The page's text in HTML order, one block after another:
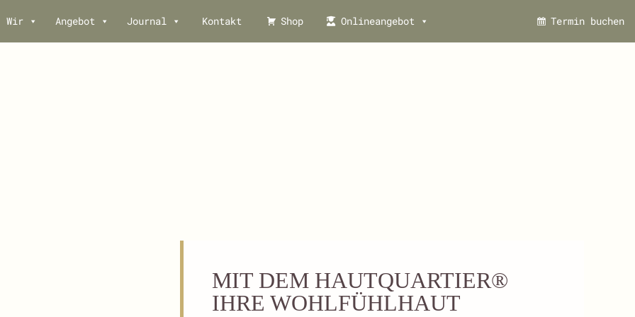
Wir Angebot Journal Kontakt Shop Termin buchen
Onlineangebot
MIT DEM HAUTQUARTIER®
IHRE WOHLFÜHLHAUT